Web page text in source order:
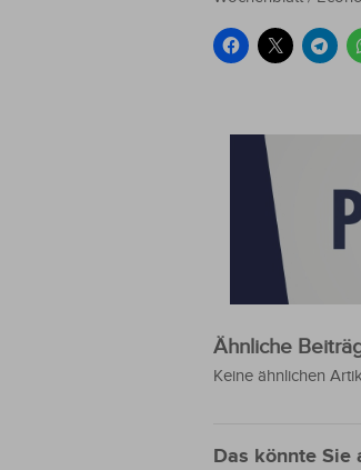
Ähnliche
Keine ähnlichen
Das könnte Sie